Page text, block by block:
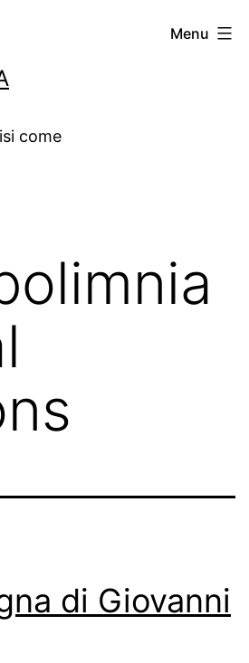
come
Menu
di Giovanni